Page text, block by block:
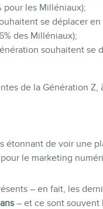
pour les Milléniaux);
se déplacer en
des Milléniaux);
souhaitent se
de la Génération Z,
étonnant de voir une
le marketing
– en fait, les
– et ce sont souvent